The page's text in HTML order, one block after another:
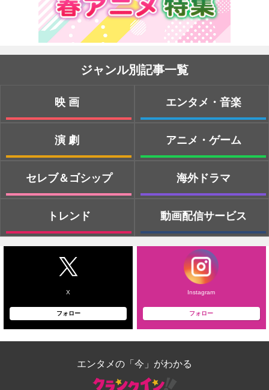
ジャンル別記事一覧
映画
演劇
セレブ＆ゴシップ
トレンド
エンタメ・音楽
アニメ・ゲーム
海外ドラマ
動画配信サービス
X
フォロー
Instagram
フォロー
エンタメの「今」がわかる